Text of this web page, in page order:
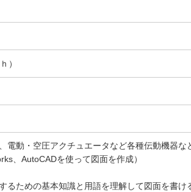
）
電動・空圧アクチュエータなど各種伝動機器な
、AutoCADを使って図面を作成）
るための基本知識と用語を理解して図面を書け